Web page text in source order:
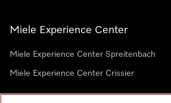
Miele Experience Center
Miele Experience Center Spreitenbach
Miele Experience Center Crissier